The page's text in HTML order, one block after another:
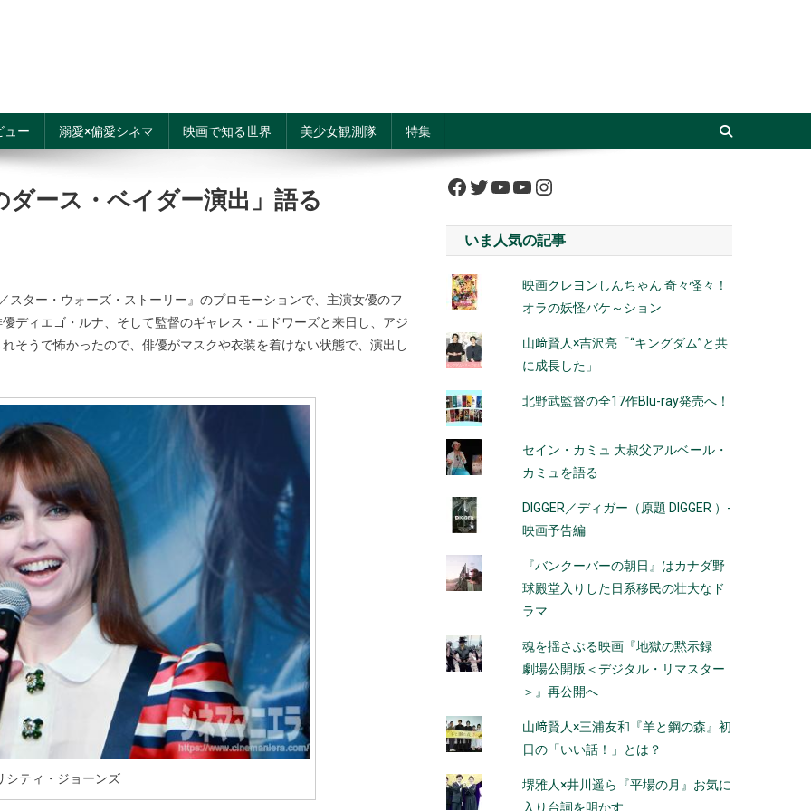
ュー 溺愛×偏愛シネマ 映画で知る世界 美少女観測隊 特集
ース・ベイダー演出」語る
スター・ウォーズ・ストーリー』のプロモーションで、主演女優のフ
ディエゴ・ルナ、そして監督のギャレス・エドワーズと来日し、アジ
そうで怖かったので、俳優がマスクや衣装を着けない状態で、演出し
シティ・ジョーンズ
Facebook
Twitter
YouTube
YouTube
Instagram
いま人気の記事
映画クレヨンしんちゃん 奇々怪々！
オラの妖怪バケ～ション
山﨑賢人×吉沢亮「“キングダム”と共
に成長した」
北野武監督の全17作Blu-ray発売へ！
セイン・カミュ 大叔父アルベール・
カミュを語る
DIGGER／ディガー（原題 DIGGER ）-
映画予告編
『バンクーバーの朝日』はカナダ野
球殿堂入りした日系移民の壮大なド
ラマ
魂を揺さぶる映画『地獄の黙示録
劇場公開版＜デジタル・リマスター
＞』再公開へ
山﨑賢人×三浦友和『羊と鋼の森』初
日の「いい話！」とは？
堺雅人×井川遥ら『平場の月』お気に
入り台詞を明かす